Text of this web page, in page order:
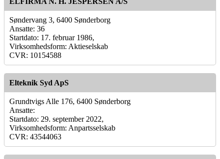
Søndervang 3, 6400 Sønderborg
Ansatte: 36
Startdato: 17. februar 1986,
Virksomhedsform: Aktieselskab
CVR: 10154588
Elteknik Syd ApS
Grundtvigs Alle 176, 6400 Sønderborg
Ansatte:
Startdato: 29. september 2022,
Virksomhedsform: Anpartsselskab
CVR: 43544063